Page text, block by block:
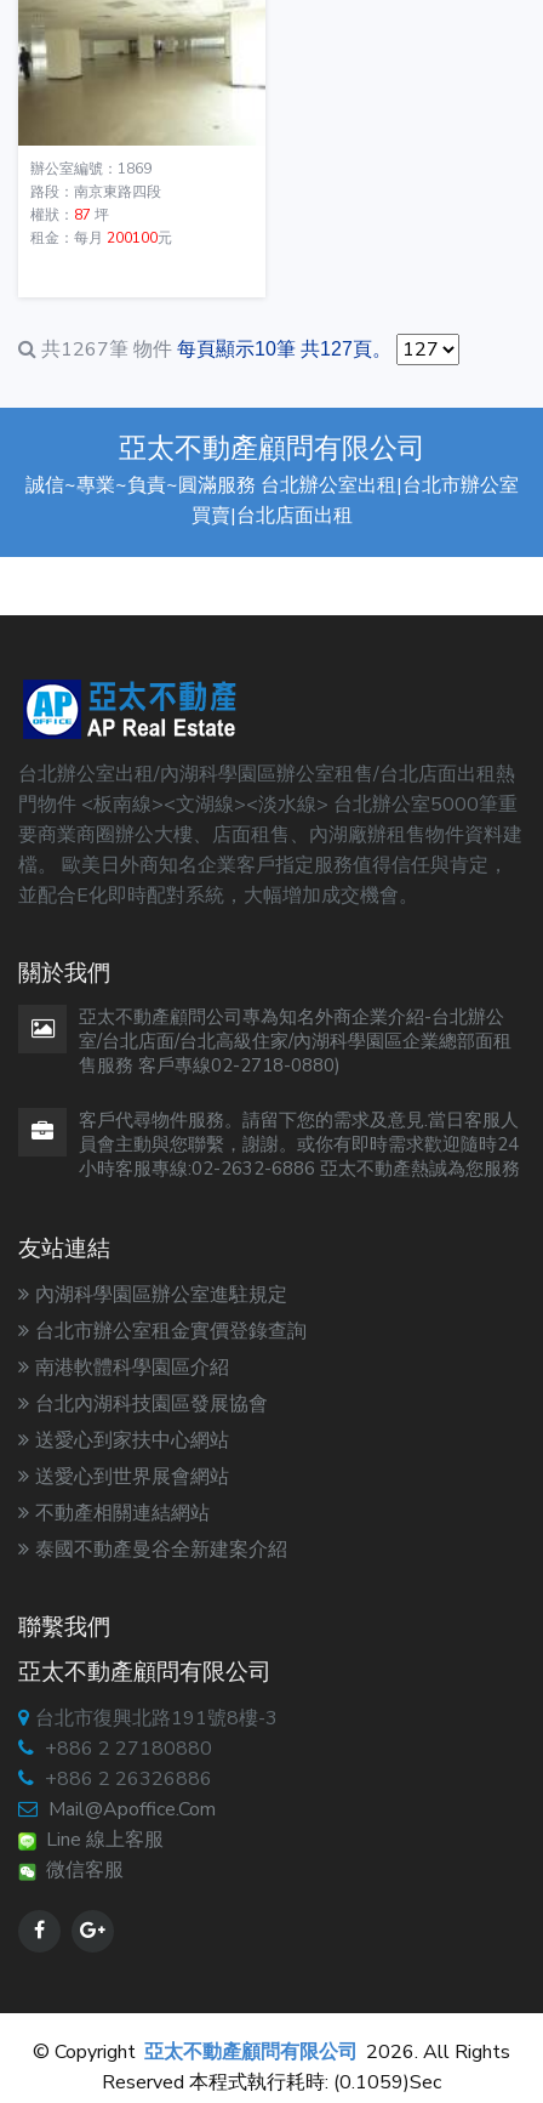
辦公室編號：1869
路段：南京東路四段
權狀： 87 坪
租金：每月 200100元
共1267筆 物件 每頁顯示10筆 共127頁。
亞太不動產顧問有限公司
誠信~專業~負責~圓滿服務 台北辦公室出租|台北市辦公室
買賣|台北店面出租
台北辦公室出租/內湖科學園區辦公室租售/台北店面出租熱
門物件 <板南線><文湖線><淡水線> 台北辦公室5000筆重
要商業商圈辦公大樓、店面租售、內湖廠辦租售物件資料建
檔。 歐美日外商知名企業客戶指定服務值得信任與肯定，
並配合E化即時配對系統，大幅增加成交機會。
關於我們
亞太不動產顧問公司專為知名外商企業介紹-台北辦公
室/台北店面/台北高級住家/內湖科學園區企業總部面租
售服務 客戶專線02-2718-0880)
客戶代尋物件服務。請留下您的需求及意見.當日客服人
員會主動與您聯繫，謝謝。或你有即時需求歡迎隨時24
小時客服專線:02-2632-6886 亞太不動產熱誠為您服務
友站連結
內湖科學園區辦公室進駐規定
台北市辦公室租金實價登錄查詢
南港軟體科學園區介紹
台北內湖科技園區發展協會
送愛心到家扶中心網站
送愛心到世界展會網站
不動產相關連結網站
泰國不動產曼谷全新建案介紹
聯繫我們
亞太不動產顧問有限公司
台北市復興北路191號8樓-3
+886 2 27180880
+886 2 26326886
Mail@apoffice.com
Line 線上客服
微信客服
© Copyright 亞太不動產顧問有限公司 2026. All Rights
Reserved 本程式執行耗時: (0.1059)sec